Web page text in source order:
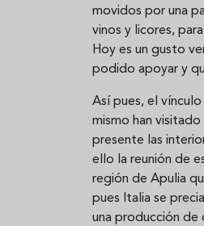
movidos por una
vinos y licores,
Hoy es un gusto
podido apoyar y
Así pues, el
mismo han
presente las
ello la reunión de
región de Apulia
pues Italia se
una producción de